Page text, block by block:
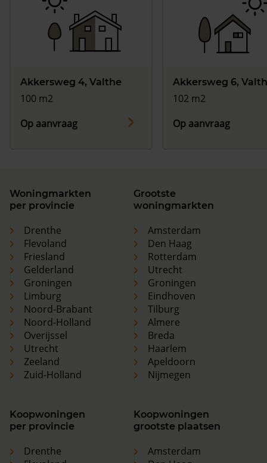
Akkersweg 4, Valthe
100 m2
Op aanvraag
Akkersweg 6,
102 m2
Op aanvraag
Woningmarkten
per provincie
Drenthe
Flevoland
Friesland
Gelderland
Groningen
Limburg
Noord-Brabant
Noord-Holland
Overijssel
Utrecht
Zeeland
Zuid-Holland
Grootste
woningmarkten
Amsterdam
Den Haag
Rotterdam
Utrecht
Groningen
Eindhoven
Tilburg
Almere
Breda
Haarlem
Apeldoorn
Nijmegen
Koopwoningen
per provincie
Drenthe
Koopwoningen
grootste plaatsen
Amsterdam